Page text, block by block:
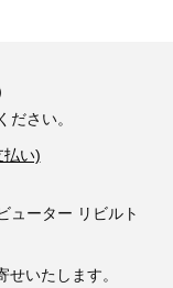
ル（7）
さい。
払い)
ューター リビルト
せいたします。